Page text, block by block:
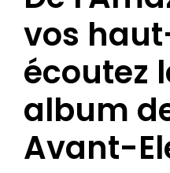
vos
écoutez
album
Avant-